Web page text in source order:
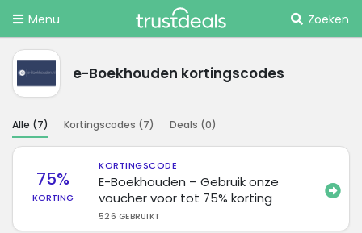
Menu Zoeken
e-Boekhouden kortingscodes
Alle (7) Kortingscodes (7) Deals (0)
75%
KORTING
KORTINGSCODE
E-Boekhouden – Gebruik onze
voucher voor tot 75% korting
526 GEBRUIKT